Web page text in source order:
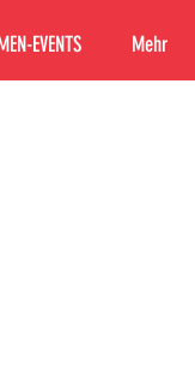
EVENTS Mehr